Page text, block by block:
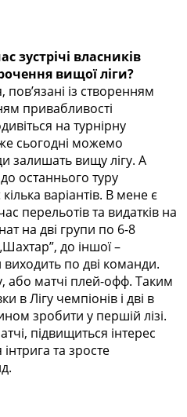
зустрічі власників
вищої ліги?
із створенням
привабливості
на турнірну
сьогодні можемо
залишать вищу лігу. А
останнього туру
варіантів. В мене є
перельотів та видатків на
на дві групи по 6-8
до іншої –
по дві команди.
або матчі плей-офф. Таким
в Лігу чемпіонів і дві в
зробити у першій лізі.
підвищиться інтерес
інтрига та зросте